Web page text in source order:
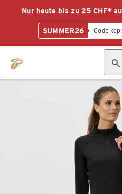
Nur heute bis zu 25 CHF*
SUMMER26 Code